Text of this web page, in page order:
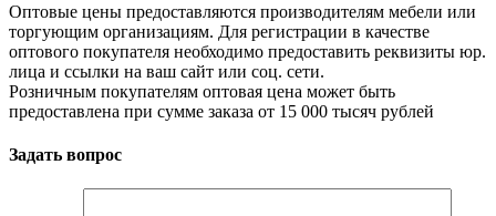
Оптовые цены предоставляются производителям мебели или
торгующим организациям. Для регистрации в качестве
оптового покупателя необходимо предоставить реквизиты юр.
лица и ссылки на ваш сайт или соц. сети.
Розничным покупателям оптовая цена может быть
предоставлена при сумме заказа от 15 000 тысяч рублей
Задать вопрос